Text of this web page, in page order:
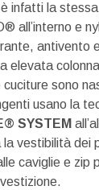
è infatti la
all’interno e
antivento
elevata
cuciture sono
usano la
SYSTEM
vestibilità dei
caviglie e zip